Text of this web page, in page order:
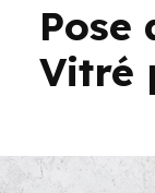
Pose
Vitré